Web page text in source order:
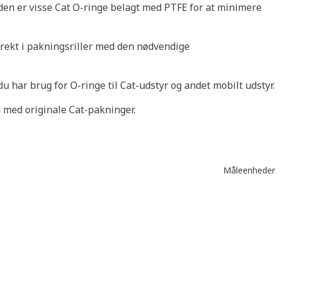
er visse Cat O-ringe belagt med PTFE for at minimere
i pakningsriller med den nødvendige
har brug for O-ringe til Cat-udstyr og andet mobilt udstyr.
originale Cat-pakninger.
Måleenheder